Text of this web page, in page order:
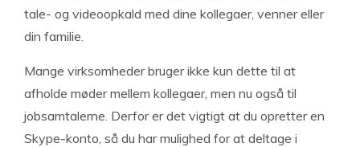
tale- og videoopkald med dine kollegaer, venner eller
din familie.
Mange virksomheder bruger ikke kun dette til at
afholde møder mellem kollegaer, men nu også til
jobsamtalerne. Derfor er det vigtigt at du opretter en
Skype-konto, så du har mulighed for at deltage i